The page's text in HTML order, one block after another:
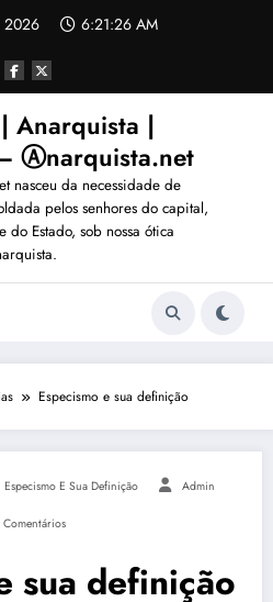
2026 6:21:27 AM
Anarquista |
Ⓐnarquista.net
nasceu da necessidade de
pelos senhores do capital,
Estado, sob nossa ótica
Especismo e sua definição
Especismo E Sua Definição Admin
Comentários
sua definição